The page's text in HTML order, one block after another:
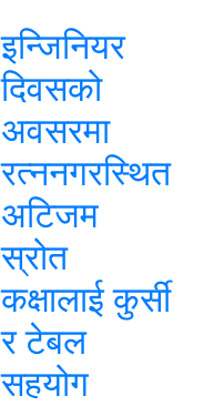
इन्जिनियर
दिवसको
अवसरमा
रत्ननगरस्थित
अटिजम
स्रोत
कक्षालाई कुर्सी
र टेबल
सहयोग